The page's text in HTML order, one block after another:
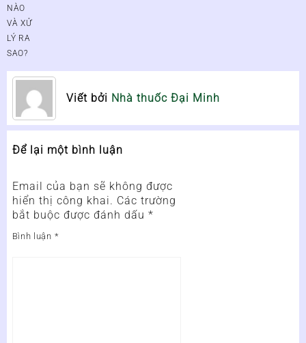
NÀO
VÀ XỬ
LÝ RA
SAO?
Viết bởi Nhà thuốc Đại Minh
Để lại một bình luận
Email của bạn sẽ không được
hiển thị công khai. Các trường
bắt buộc được đánh dấu *
Bình luận *